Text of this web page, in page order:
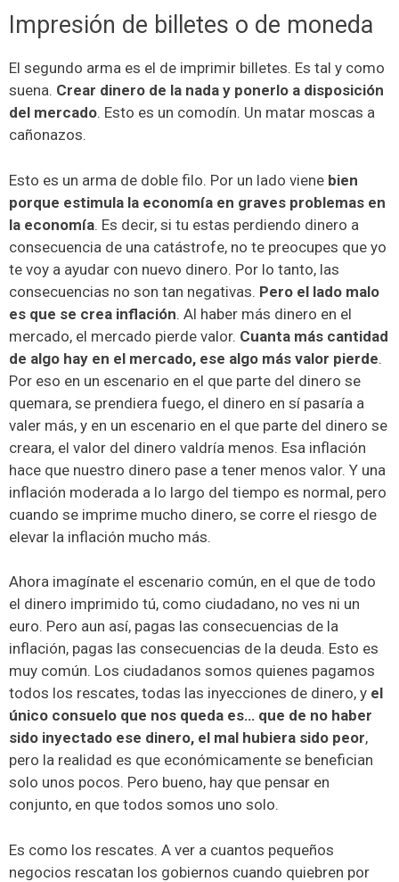
Impresión de billetes o de moneda
El segundo arma es el de imprimir billetes. Es tal y como
suena. Crear dinero de la nada y ponerlo a disposición
del mercado. Esto es un comodín. Un matar moscas a
cañonazos.
Esto es un arma de doble filo. Por un lado viene bien
porque estimula la economía en graves problemas en
la economía. Es decir, si tu estas perdiendo dinero a
consecuencia de una catástrofe, no te preocupes que yo
te voy a ayudar con nuevo dinero. Por lo tanto, las
consecuencias no son tan negativas. Pero el lado malo
es que se crea inflación. Al haber más dinero en el
mercado, el mercado pierde valor. Cuanta más cantidad
de algo hay en el mercado, ese algo más valor pierde.
Por eso en un escenario en el que parte del dinero se
quemara, se prendiera fuego, el dinero en sí pasaría a
valer más, y en un escenario en el que parte del dinero se
creara, el valor del dinero valdría menos. Esa inflación
hace que nuestro dinero pase a tener menos valor. Y una
inflación moderada a lo largo del tiempo es normal, pero
cuando se imprime mucho dinero, se corre el riesgo de
elevar la inflación mucho más.
Ahora imagínate el escenario común, en el que de todo
el dinero imprimido tú, como ciudadano, no ves ni un
euro. Pero aun así, pagas las consecuencias de la
inflación, pagas las consecuencias de la deuda. Esto es
muy común. Los ciudadanos somos quienes pagamos
todos los rescates, todas las inyecciones de dinero, y el
único consuelo que nos queda es… que de no haber
sido inyectado ese dinero, el mal hubiera sido peor,
pero la realidad es que económicamente se benefician
solo unos pocos. Pero bueno, hay que pensar en
conjunto, en que todos somos uno solo.
Es como los rescates. A ver a cuantos pequeños
negocios rescatan los gobiernos cuando quiebren por